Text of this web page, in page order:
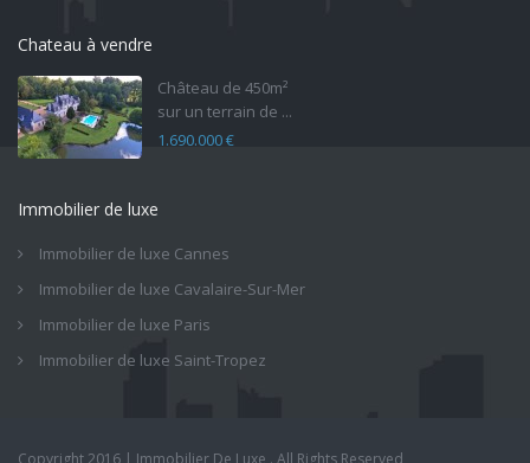
Chateau à vendre
Château de 450m²
sur un terrain de ...
1.690.000 €
Immobilier de luxe
Immobilier de luxe Cannes
Immobilier de luxe Cavalaire-Sur-Mer
Immobilier de luxe Paris
Immobilier de luxe Saint-Tropez
Copyright 2016 | Immobilier De Luxe . All Rights Reserved